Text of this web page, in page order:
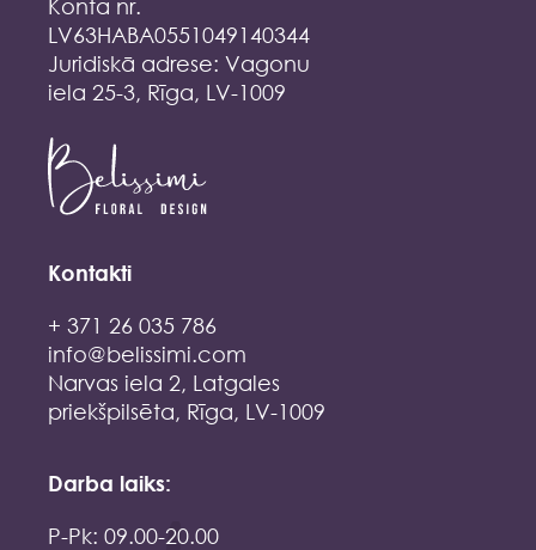
Konta nr.
LV63HABA0551049140344
Juridiskā adrese: Vagonu
iela 25-3, Rīga, LV-1009
Kontakti
+ 371 26 035 786
info@belissimi.com
Narvas iela 2, Latgales
priekšpilsēta, Rīga, LV-1009
Darba laiks:
P-Pk: 09.00-20.00